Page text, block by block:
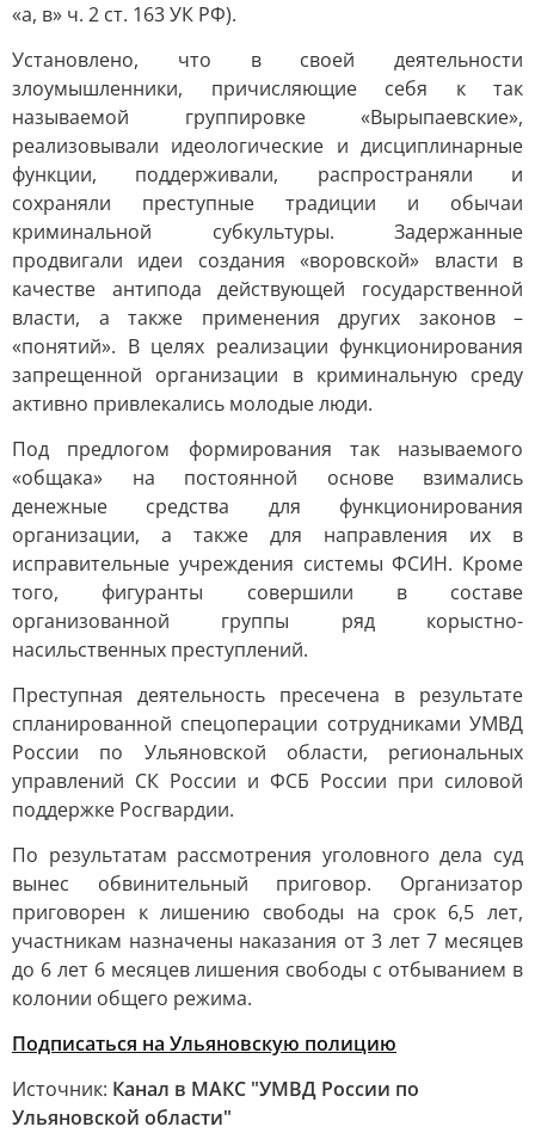
«а, в» ч. 2 ст. 163 УК РФ).
Установлено, что в своей деятельности
злоумышленники, причисляющие себя к так
называемой группировке «Вырыпаевские»,
реализовывали идеологические и дисциплинарные
функции, поддерживали, распространяли и
сохраняли преступные традиции и обычаи
криминальной субкультуры. Задержанные
продвигали идеи создания «воровской» власти в
качестве антипода действующей государственной
власти, а также применения других законов –
«понятий». В целях реализации функционирования
запрещенной организации в криминальную среду
активно привлекались молодые люди.
Под предлогом формирования так называемого
«общака» на постоянной основе взимались
денежные средства для функционирования
организации, а также для направления их в
исправительные учреждения системы ФСИН. Кроме
того, фигуранты совершили в составе
организованной группы ряд корыстно-
насильственных преступлений.
Преступная деятельность пресечена в результате
спланированной спецоперации сотрудниками УМВД
России по Ульяновской области, региональных
управлений СК России и ФСБ России при силовой
поддержке Росгвардии.
По результатам рассмотрения уголовного дела суд
вынес обвинительный приговор. Организатор
приговорен к лишению свободы на срок 6,5 лет,
участникам назначены наказания от 3 лет 7 месяцев
до 6 лет 6 месяцев лишения свободы с отбыванием в
колонии общего режима.
Подписаться на Ульяновскую полицию
Источник: Канал в МАКС "УМВД России по
Ульяновской области"